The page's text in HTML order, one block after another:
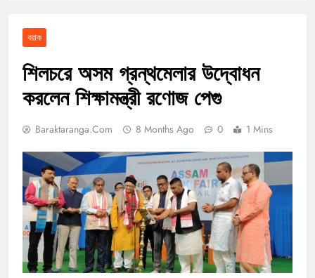
বরাক
শিলচরে অসম গ্রন্থমেলার উদ্বোধন
করলেন শিক্ষামন্ত্রী রণোজ পেগু
Baraktaranga.com 8 Months Ago 0 1 Mins